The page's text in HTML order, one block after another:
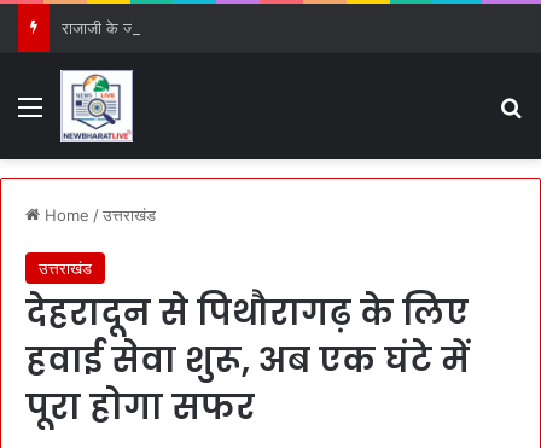
Menu
Home /उत्तराखंड
उत्तराखंड
देहरादून से पिथौरागढ़ के लिए
हवाई सेवा शुरू, अब एक घंटे में
पूरा होगा सफर